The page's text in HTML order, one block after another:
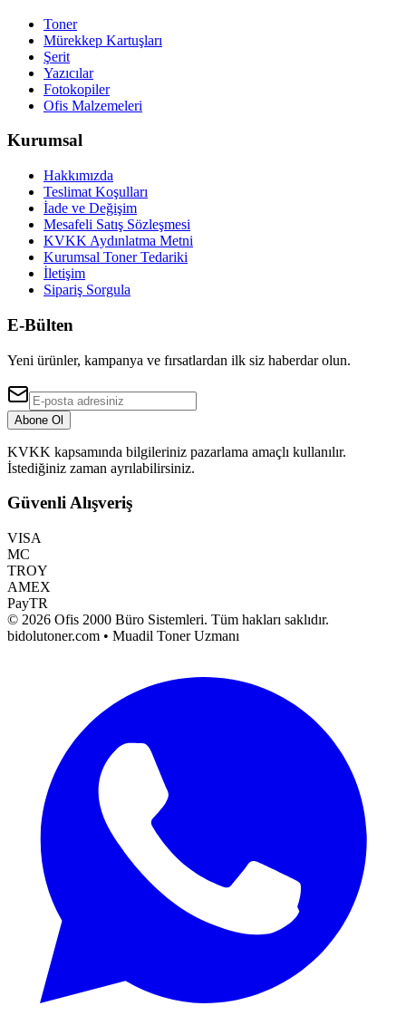
Toner
Mürekkep Kartuşları
Şerit
Yazıcılar
Fotokopiler
Ofis Malzemeleri
Kurumsal
Hakkımızda
Teslimat Koşulları
İade ve Değişim
Mesafeli Satış Sözleşmesi
KVKK Aydınlatma Metni
Kurumsal Toner Tedariki
İletişim
Sipariş Sorgula
E-Bülten
Yeni ürünler, kampanya ve fırsatlardan ilk siz haberdar olun.
Abone Ol
KVKK kapsamında bilgileriniz pazarlama amaçlı kullanılır.
İstediğiniz zaman ayrılabilirsiniz.
Güvenli Alışveriş
VISA
MC
TROY
AMEX
PayTR
© 2026 Ofis 2000 Büro Sistemleri. Tüm hakları saklıdır.
bidolutoner.com • Muadil Toner Uzmanı